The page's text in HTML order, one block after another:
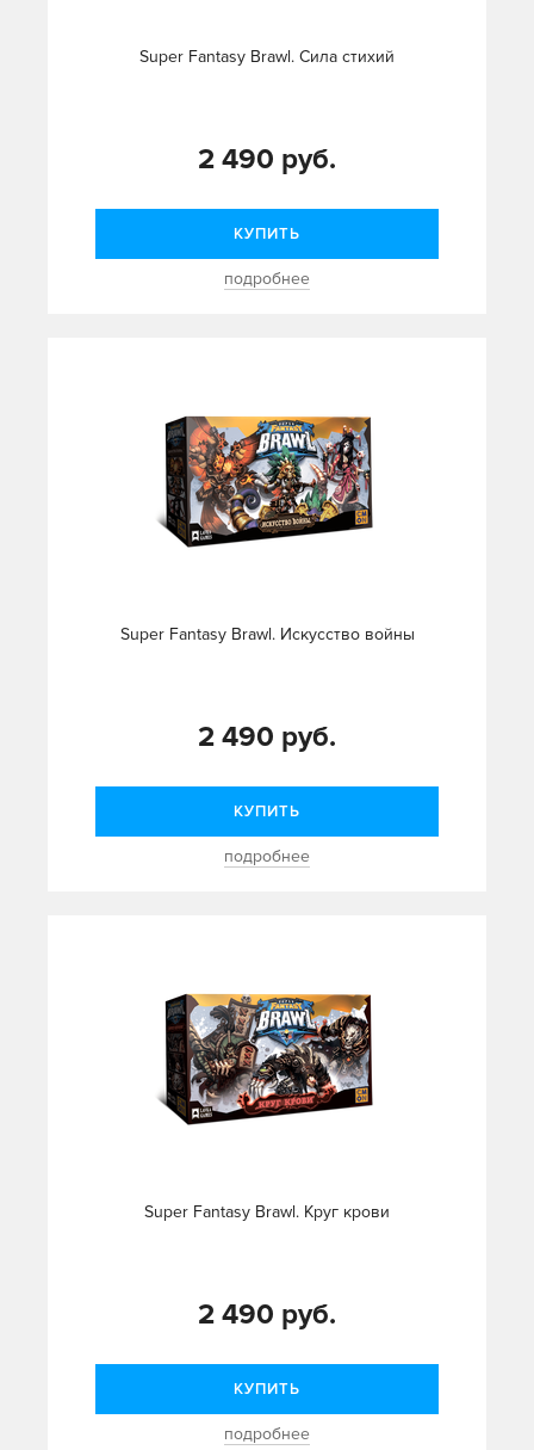
Super Fantasy Brawl. Сила стихий
2 490 руб.
КУПИТЬ
подробнее
Super Fantasy Brawl. Искусство войны
2 490 руб.
КУПИТЬ
подробнее
Super Fantasy Brawl. Круг крови
2 490 руб.
КУПИТЬ
подробнее